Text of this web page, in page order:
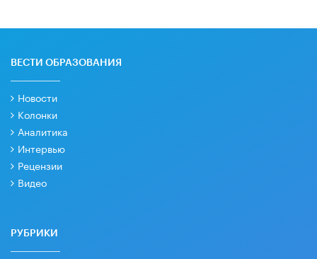
ВЕСТИ ОБРАЗОВАНИЯ
Новости
Колонки
Аналитика
Интервью
Рецензии
Видео
РУБРИКИ